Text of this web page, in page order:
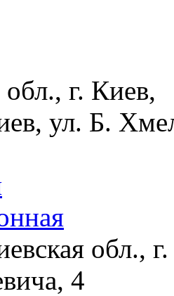
г. Киев,
ул. Б.
обл.,
4